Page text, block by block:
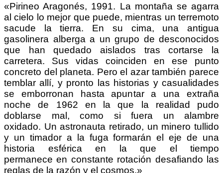
«Pirineo Aragonés, 1991. La montaña se agarra
al cielo lo mejor que puede, mientras un terremoto
sacude la tierra. En su cima, una antigua
gasolinera alberga a un grupo de desconocidos
que han quedado aislados tras cortarse la
carretera. Sus vidas coinciden en ese punto
concreto del planeta. Pero el azar también parece
temblar allí, y pronto las historias y casualidades
se emborronan hasta apuntar a una extraña
noche de 1962 en la que la realidad pudo
doblarse mal, como si fuera un alambre
oxidado. Un astronauta retirado, un minero tullido
y un timador a la fuga formarán el eje de una
historia esférica en la que el tiempo
permanece en constante rotación desafiando las
reglas de la razón y el cosmos.»